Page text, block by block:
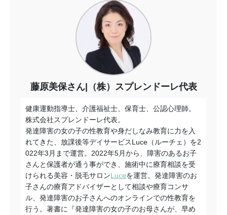
藤原美保さん|（株）スプレンドーレ代表
健康運動指導士、介護福祉士、保育士、公認心理師。
株式会社スプレンドーレ代表。
発達障害の女の子の性教育や身だしなみ教育に力を入
れてきた、放課後等デイサービスLuce（ルーチェ）を2
022年3月まで運営。2022年5月から、障害のあるお子
さんと保護者が通う事ができ、施術中に療育相談を受
けられる美容・脱毛サロンLuceを運営。発達障害のお
子さんの療育アドバイザーとして相談や療育コンサ
ル、発達障害のお子さんへのオンラインでの性教育を
行う。著書に『発達障害の女の子のお母さんが、早め